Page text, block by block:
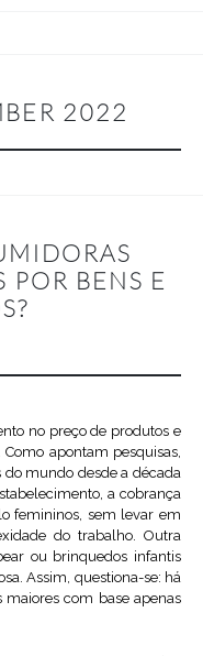
2022
POR BENS E
no preço de produtos e
apontam pesquisas,
mundo desde a década
a cobrança
femininos, sem levar em
do trabalho. Outra
ou brinquedos infantis
Assim, questiona-se: há
com base apenas